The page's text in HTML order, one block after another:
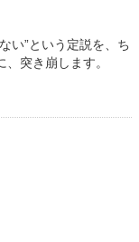
い”という定説を、ち
突き崩します。